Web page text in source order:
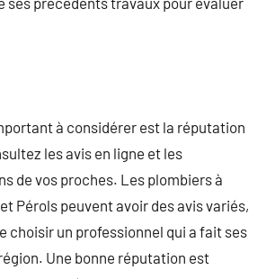
à considérer est la réputation
les avis en ligne et les
de vos proches. Les plombiers à
Pérols peuvent avoir des avis variés,
choisir un professionnel qui a fait ses
Une bonne réputation est